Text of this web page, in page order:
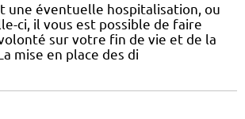
une éventuelle hospitalisation, ou
ci, il vous est possible de faire
sur votre fin de vie et de la
mise en place des di